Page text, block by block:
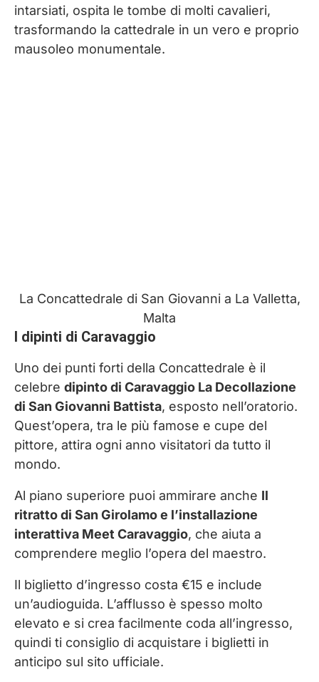
intarsiati, ospita le tombe di molti cavalieri,
trasformando la cattedrale in un vero e proprio
mausoleo monumentale.
La Concattedrale di San Giovanni a La Valletta,
Malta
I dipinti di Caravaggio
Uno dei punti forti della Concattedrale è il
celebre dipinto di Caravaggio La Decollazione
di San Giovanni Battista, esposto nell’oratorio.
Quest’opera, tra le più famose e cupe del
pittore, attira ogni anno visitatori da tutto il
mondo.
Al piano superiore puoi ammirare anche Il
ritratto di San Girolamo e l’installazione
interattiva Meet Caravaggio, che aiuta a
comprendere meglio l’opera del maestro.
Il biglietto d’ingresso costa €15 e include
un’audioguida. L’afflusso è spesso molto
elevato e si crea facilmente coda all’ingresso,
quindi ti consiglio di acquistare i biglietti in
anticipo sul sito ufficiale.